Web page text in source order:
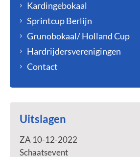
Kardingebokaal
Sprintcup Berlijn
Grunobokaal/ Holland Cup
Hardrijdersverenigingen
Contact
Uitslagen
ZA 10-12-2022
Schaatsevent